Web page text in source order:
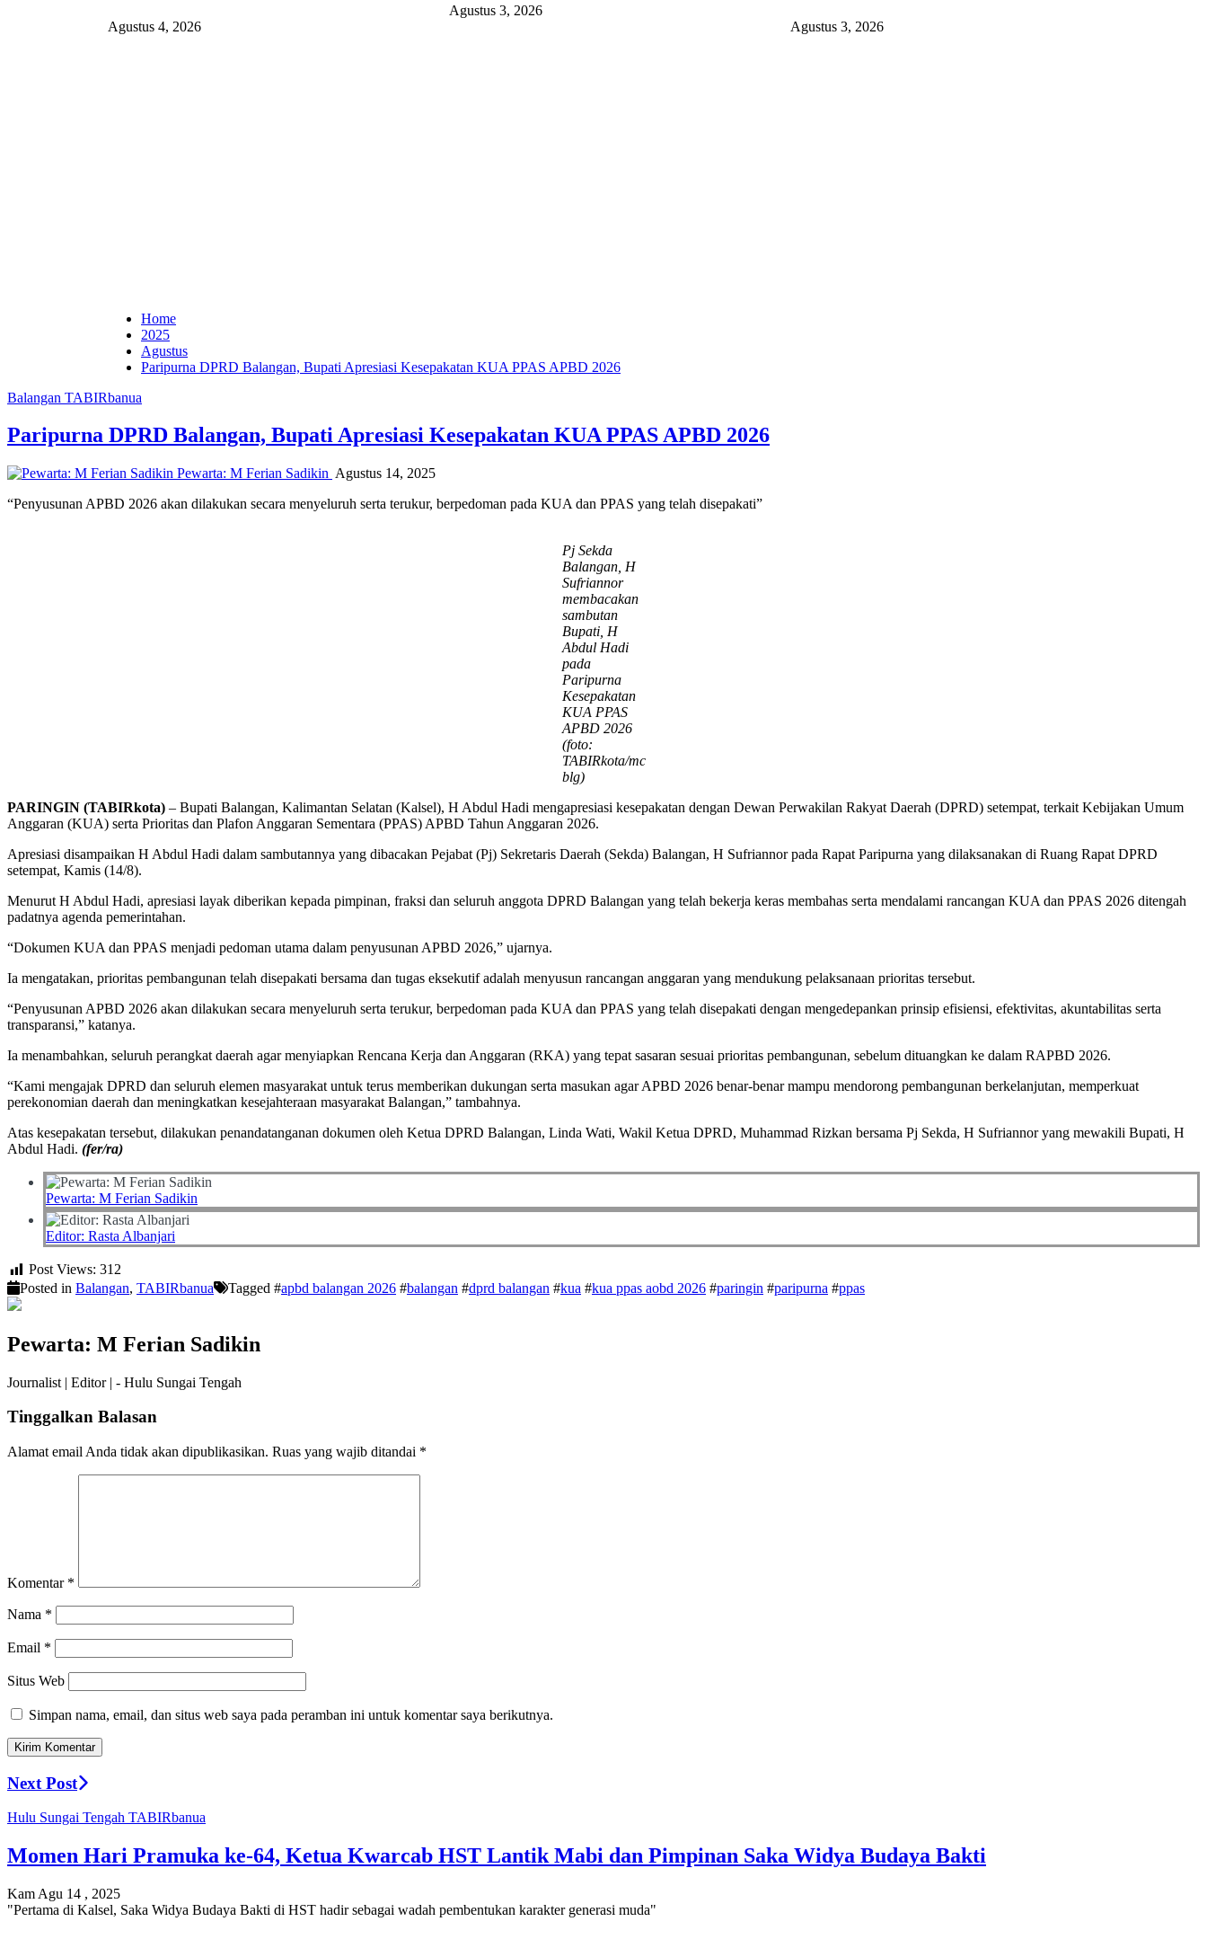
Agustus 4, 2026
Agustus 3, 2026
Agustus 3, 2026
Home
2025
Agustus
Paripurna DPRD Balangan, Bupati Apresiasi Kesepakatan KUA PPAS APBD 2026
Balangan TABIRbanua
Paripurna DPRD Balangan, Bupati Apresiasi Kesepakatan KUA PPAS APBD 2026
Pewarta: M Ferian Sadikin Agustus 14, 2025
“Penyusunan APBD 2026 akan dilakukan secara menyeluruh serta terukur, berpedoman pada KUA dan PPAS yang telah disepakati”
Pj Sekda
Balangan, H
Sufriannor
membacakan
sambutan
Bupati, H
Abdul Hadi
pada
Paripurna
Kesepakatan
KUA PPAS
APBD 2026
(foto:
TABIRkota/mc
blg)
PARINGIN (TABIRkota) – Bupati Balangan, Kalimantan Selatan (Kalsel), H Abdul Hadi mengapresiasi kesepakatan dengan Dewan Perwakilan Rakyat Daerah (DPRD) setempat, terkait Kebijakan Umum
Anggaran (KUA) serta Prioritas dan Plafon Anggaran Sementara (PPAS) APBD Tahun Anggaran 2026.
Apresiasi disampaikan H Abdul Hadi dalam sambutannya yang dibacakan Pejabat (Pj) Sekretaris Daerah (Sekda) Balangan, H Sufriannor pada Rapat Paripurna yang dilaksanakan di Ruang Rapat DPRD
setempat, Kamis (14/8).
Menurut H Abdul Hadi, apresiasi layak diberikan kepada pimpinan, fraksi dan seluruh anggota DPRD Balangan yang telah bekerja keras membahas serta mendalami rancangan KUA dan PPAS 2026 ditengah
padatnya agenda pemerintahan.
“Dokumen KUA dan PPAS menjadi pedoman utama dalam penyusunan APBD 2026,” ujarnya.
Ia mengatakan, prioritas pembangunan telah disepakati bersama dan tugas eksekutif adalah menyusun rancangan anggaran yang mendukung pelaksanaan prioritas tersebut.
“Penyusunan APBD 2026 akan dilakukan secara menyeluruh serta terukur, berpedoman pada KUA dan PPAS yang telah disepakati dengan mengedepankan prinsip efisiensi, efektivitas, akuntabilitas serta
transparansi,” katanya.
Ia menambahkan, seluruh perangkat daerah agar menyiapkan Rencana Kerja dan Anggaran (RKA) yang tepat sasaran sesuai prioritas pembangunan, sebelum dituangkan ke dalam RAPBD 2026.
“Kami mengajak DPRD dan seluruh elemen masyarakat untuk terus memberikan dukungan serta masukan agar APBD 2026 benar-benar mampu mendorong pembangunan berkelanjutan, memperkuat
perekonomian daerah dan meningkatkan kesejahteraan masyarakat Balangan,” tambahnya.
Atas kesepakatan tersebut, dilakukan penandatanganan dokumen oleh Ketua DPRD Balangan, Linda Wati, Wakil Ketua DPRD, Muhammad Rizkan bersama Pj Sekda, H Sufriannor yang mewakili Bupati, H
Abdul Hadi. (fer/ra)
Pewarta: M Ferian Sadikin
Editor: Rasta Albanjari
Post Views: 312
Posted in Balangan, TABIRbanua Tagged #apbd balangan 2026 #balangan #dprd balangan #kua #kua ppas aobd 2026 #paringin #paripurna #ppas
Pewarta: M Ferian Sadikin
Journalist | Editor | - Hulu Sungai Tengah
Tinggalkan Balasan
Alamat email Anda tidak akan dipublikasikan. Ruas yang wajib ditandai *
Komentar *
Nama *
Email *
Situs Web
Simpan nama, email, dan situs web saya pada peramban ini untuk komentar saya berikutnya.
Next Post
Hulu Sungai Tengah TABIRbanua
Momen Hari Pramuka ke-64, Ketua Kwarcab HST Lantik Mabi dan Pimpinan Saka Widya Budaya Bakti
Kam Agu 14 , 2025
"Pertama di Kalsel, Saka Widya Budaya Bakti di HST hadir sebagai wadah pembentukan karakter generasi muda"